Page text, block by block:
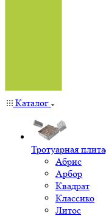
Каталог
Тротуарная плита
Абрис
Арбор
Квадрат
Классико
Литос